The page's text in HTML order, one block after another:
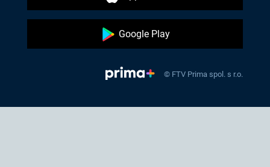
Google Play
© FTV Prima spol. s r.o.